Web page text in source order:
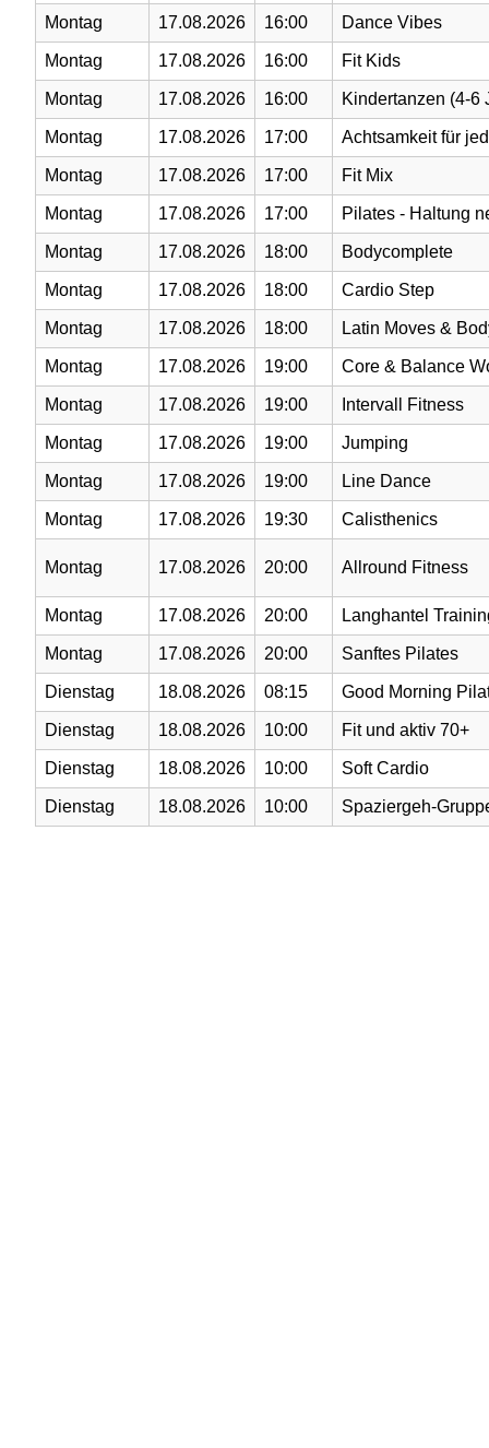
Montag 17.08.2026 16:00 Dance Vibes
Montag 17.08.2026 16:00 Fit Kids
Montag 17.08.2026 16:00 Kindertanzen (4-6
Montag 17.08.2026 17:00 Achtsamkeit für
Montag 17.08.2026 17:00 Fit Mix
Montag 17.08.2026 17:00 Pilates - Haltung
Montag 17.08.2026 18:00 Bodycomplete
Montag 17.08.2026 18:00 Cardio Step
Montag 17.08.2026 18:00 Latin Moves &
Montag 17.08.2026 19:00 Core & Balance
Montag 17.08.2026 19:00 Intervall Fitness
Montag 17.08.2026 19:00 Jumping
Montag 17.08.2026 19:00 Line Dance
Montag 17.08.2026 19:30 Calisthenics
Montag 17.08.2026 20:00 Allround Fitness
Montag 17.08.2026 20:00 Langhantel
Montag 17.08.2026 20:00 Sanftes Pilates
Dienstag 18.08.2026 08:15 Good Morning
Dienstag 18.08.2026 10:00 Fit und aktiv 70+
Dienstag 18.08.2026 10:00 Soft Cardio
Dienstag 18.08.2026 10:00 Spaziergeh-